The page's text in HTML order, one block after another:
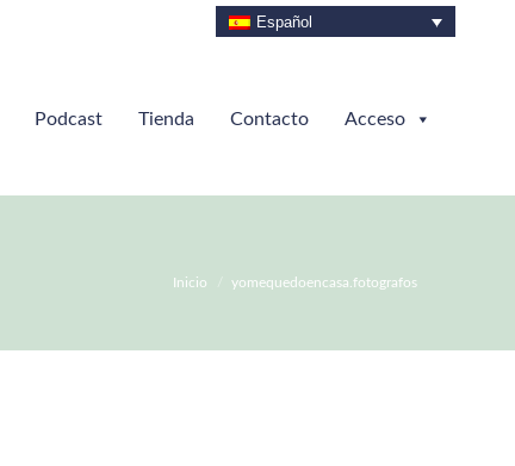
Español
Podcast Tienda Contacto Acceso
Inicio yomequedoencasa.fotografos